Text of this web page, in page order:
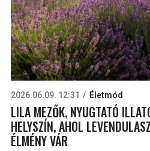
2026.06.09. 12:31 Életmód
LILA MEZŐK, NYUGTATÓ
HELYSZÍN, AHOL
ÉLMÉNY VÁR